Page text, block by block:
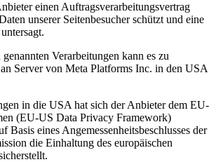
einen Auftragsverarbeitungsvertrag
unserer Seitenbesucher schützt und eine
Verarbeitungen kann es zu
Server von Meta Platforms Inc. in den USA
in die USA hat sich der Anbieter dem EU-
(EU-US Data Privacy Framework)
Basis eines Angemessenheitsbeschlusses der
die Einhaltung des europäischen